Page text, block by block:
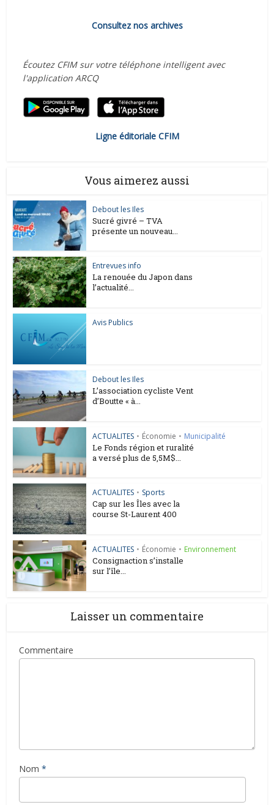
Consultez nos archives
Écoutez CFIM sur votre téléphone intelligent avec
l'application ARCQ
Ligne éditoriale CFIM
Vous aimerez aussi
Debout les Iles
Sucré givré – TVA
présente un nouveau...
Entrevues info
La renouée du Japon dans
l’actualité...
Avis Publics
Debout les Iles
L’association cycliste Vent
d’Boutte « à...
ACTUALITES • Économie • Municipalité
Le Fonds région et ruralité
a versé plus de 5,5M$...
ACTUALITES • Sports
Cap sur les Îles avec la
course St-Laurent 400
ACTUALITES • Économie • Environnement
Consignaction s’installe
sur l’île...
Laisser un commentaire
Commentaire
Nom *